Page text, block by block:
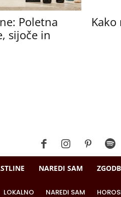
Poletna
sijoče in
NAREDI SAM
LOKALNO NAREDI SAM